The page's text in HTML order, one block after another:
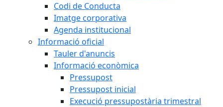
Codi de Conducta
Imatge corporativa
Agenda institucional
Informació oficial
Tauler d'anuncis
Informació econòmica
Pressupost
Pressupost inicial
Execució pressupostària trimestral